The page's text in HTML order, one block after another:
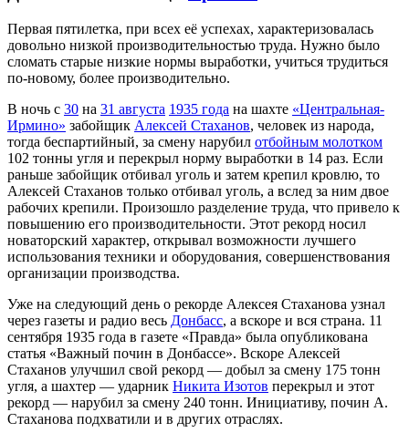
Первая пятилетка, при всех её успехах, характеризовалась
довольно низкой производительностью труда. Нужно было
сломать старые низкие нормы выработки, учиться трудиться
по-новому, более производительно.
В ночь с 30 на 31 августа 1935 года на шахте «Центральная-
Ирмино» забойщик Алексей Стаханов, человек из народа,
тогда беспартийный, за смену нарубил отбойным молотком
102 тонны угля и перекрыл норму выработки в 14 раз. Если
раньше забойщик отбивал уголь и затем крепил кровлю, то
Алексей Стаханов только отбивал уголь, а вслед за ним двое
рабочих крепили. Произошло разделение труда, что привело к
повышению его производительности. Этот рекорд носил
новаторский характер, открывал возможности лучшего
использования техники и оборудования, совершенствования
организации производства.
Уже на следующий день о рекорде Алексея Стаханова узнал
через газеты и радио весь Донбасс, а вскоре и вся страна. 11
сентября 1935 года в газете «Правда» была опубликована
статья «Важный почин в Донбассе». Вскоре Алексей
Стаханов улучшил свой рекорд — добыл за смену 175 тонн
угля, а шахтер — ударник Никита Изотов перекрыл и этот
рекорд — нарубил за смену 240 тонн. Инициативу, почин А.
Стаханова подхватили и в других отраслях.